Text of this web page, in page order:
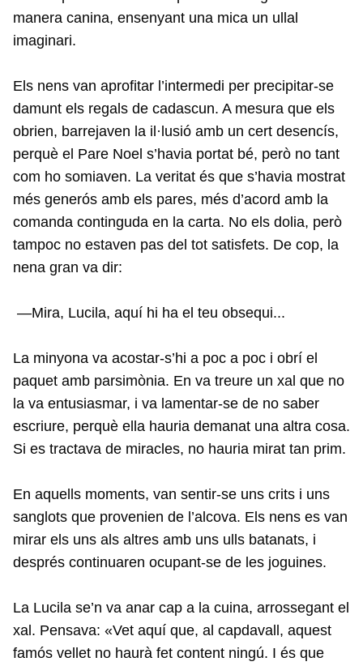
manera canina, ensenyant una mica un ullal
imaginari.
Els nens van aprofitar l’intermedi per precipitar-se
damunt els regals de cadascun. A mesura que els
obrien, barrejaven la il·lusió amb un cert desencís,
perquè el Pare Noel s’havia portat bé, però no tant
com ho somiaven. La veritat és que s’havia mostrat
més generós amb els pares, més d’acord amb la
comanda continguda en la carta. No els dolia, però
tampoc no estaven pas del tot satisfets. De cop, la
nena gran va dir:
—Mira, Lucila, aquí hi ha el teu obsequi...
La minyona va acostar-s’hi a poc a poc i obrí el
paquet amb parsimònia. En va treure un xal que no
la va entusiasmar, i va lamentar-se de no saber
escriure, perquè ella hauria demanat una altra cosa.
Si es tractava de miracles, no hauria mirat tan prim.
En aquells moments, van sentir-se uns crits i uns
sanglots que provenien de l’alcova. Els nens es van
mirar els uns als altres amb uns ulls batanats, i
després continuaren ocupant-se de les joguines.
La Lucila se’n va anar cap a la cuina, arrossegant el
xal. Pensava: «Vet aquí que, al capdavall, aquest
famós vellet no haurà fet content ningú. I és que